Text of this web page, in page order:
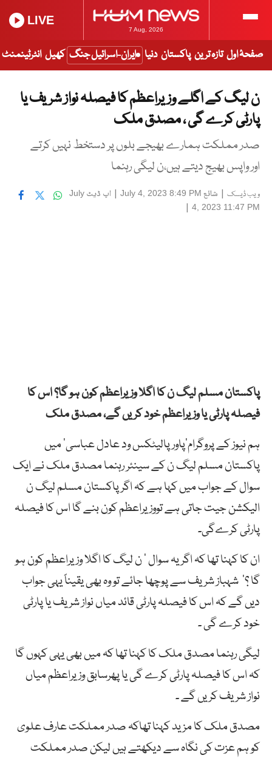
7 Aug, 2026
LIVE
صفحۂ اول تازہ ترین پاکستان دنیا ایران-اسرائیل جنگ کھیل انٹرٹینمنٹ
ن لیگ کے اگلے وزیراعظم کا فیصلہ نواز شریف یا
پارٹی کرے گی ، مصدق ملک
صدر مملکت ہمارے بھیجے بلوں پر دستخط نہیں کرتے
اور واپس بھیج دیتے ہیں،ن لیگی رہنما
ویب ڈیسک | شائع July 4, 2023 8:49 PM
| اپ ڈیٹ July
4, 2023 11:47 PM
|
پاکستان مسلم لیگ ن کا اگلا وزیراعظم کون ہو گا؟ اس کا
فیصلہ پارٹی یا وزیراعظم خود کریں گے، مصدق ملک
ہم نیوز کے پروگرام’پاور پالیٹکس ود عادل عباسی‘ میں
پاکستان مسلم لیگ ن کے سینئر رہنما مصدق ملک نے ایک
سوال کے جواب میں کہا ہے کہ اگر پاکستان مسلم لیگ ن
الیکشن جیت جاتی ہے تووزیراعظم کون بنے گا اس کا فیصلہ
پارٹی کرےگی۔
ان کا کہنا تھا کہ اگر یہ سوال ’ ن لیگ کا اگلا وزیراعظم کون ہو
گا ؟‘ شہباز شریف سے پوچھا جائے تو وہ بھی یقیناً یہی جواب
دیں گے کہ اس کا فیصلہ پارٹی قائد میاں نواز شریف یا پارٹی
خود کرے گی ۔
لیگی رہنما مصدق ملک کا کہنا تھا کہ میں بھی یہی کہوں گا
کہ اس کا فیصلہ پارٹی کرے گی یا پھرسابق وزیراعظم میاں
نواز شریف کریں گے ۔
مصدق ملک کا مزید کہنا تھاکہ صدر مملکت عارف علوی
کو ہم عزت کی نگاہ سے دیکھتے ہیں لیکن صدر مملکت